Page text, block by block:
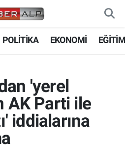
POLİTİKA EKONOMİ
'yerel
AK Parti ile
iddialarına
ve Fikstür